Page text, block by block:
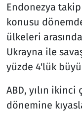
Endonezya
konusu
ülkeleri
Ukrayna ile
yüzde 4'lük
ABD, yılın ikinci
dönemine